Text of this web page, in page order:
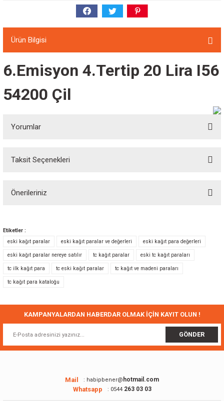
Ürün Bilgisi
6.Emisyon 4.Tertip 20 Lira I56
54200 Çil
Yorumlar
Taksit Seçenekleri
Önerileriniz
Görüş ve önerileriniz için teşekkür ederiz.
Ürün resmi kalitesiz, bozuk veya görüntülenemiyor.
Ürün açıklamasında eksik bilgiler bulunuyor.
Ürün fiyatı diğer sitelerden daha pahalı.
Bu ürüne benzer farklı alternatifler olmalı.
Gönder
Etiketler :
eski kağıt paralar
eski kağıt paralar ve değerleri eski kağıt para değerleri
eski kağıt paralar nereye satılır tc kağıt paralar eski tc kağıt paraları
tc ilk kağıt para tc eski kağıt paralar tc kağıt ve madeni paraları
tc kağıt para kataloğu
KAMPANYALARDAN HABERDAR OLMAK İÇİN KAYIT OLUN !
GÖNDER
Mail : habipbener@ hotmail.com
Whatsapp : 0544263 03 03